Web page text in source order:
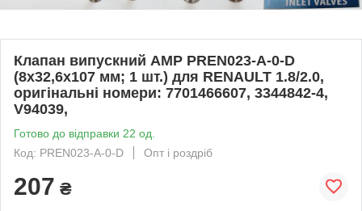
Клапан випускний AMP PREN023-A-0-D
(8x32,6x107 мм; 1 шт.) для RENAULT 1.8/2.0,
оригінальні номери: 7701466607, 3344842-4,
V94039,
Готово до відправки 22 од.
Код: PREN023-A-0-D
Опт і роздріб
207 ₴